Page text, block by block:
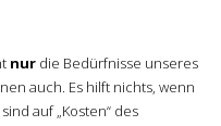
nur die Bedürfnisse unseres
auch. Es hilft nichts, wenn
auf „Kosten“ des